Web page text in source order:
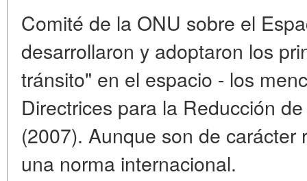
Comité de la ONU sobre el
desarrollaron y adoptaron los
tránsito" en el espacio - los
Directrices para la Reducción
(2007). Aunque son de
una norma internacional.